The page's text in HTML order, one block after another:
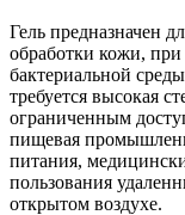
Гель предназначен
обработки кожи, при
бактериальной
требуется высокая
ограниченным
пищевая
питания,
пользования
открытом воздухе.